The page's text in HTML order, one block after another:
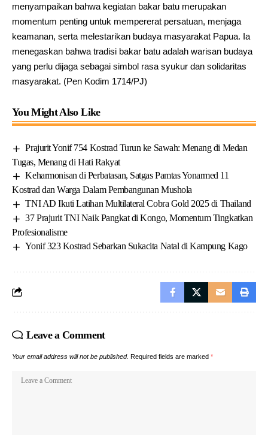
menyampaikan bahwa kegiatan bakar batu merupakan
momentum penting untuk mempererat persatuan, menjaga
keamanan, serta melestarikan budaya masyarakat Papua. Ia
menegaskan bahwa tradisi bakar batu adalah warisan budaya
yang perlu dijaga sebagai simbol rasa syukur dan solidaritas
masyarakat. (Pen Kodim 1714/PJ)
You Might Also Like
Prajurit Yonif 754 Kostrad Turun ke Sawah: Menang di Medan
Tugas, Menang di Hati Rakyat
Keharmonisan di Perbatasan, Satgas Pamtas Yonarmed 11
Kostrad dan Warga Dalam Pembangunan Mushola
TNI AD Ikuti Latihan Multilateral Cobra Gold 2025 di Thailand
37 Prajurit TNI Naik Pangkat di Kongo, Momentum Tingkatkan
Profesionalisme
Yonif 323 Kostrad Sebarkan Sukacita Natal di Kampung Kago
Leave a Comment
Your email address will not be published. Required fields are marked *